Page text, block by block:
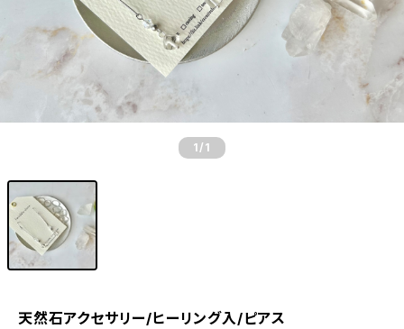
1 /1
天然石アクセサリー/ヒーリング入/ピアス